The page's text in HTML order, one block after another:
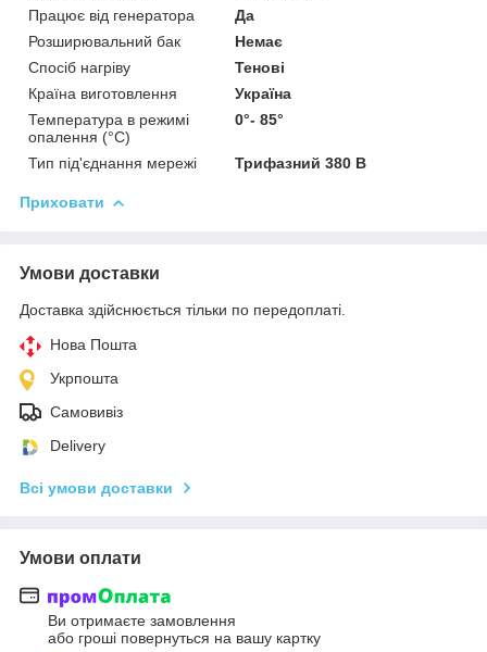
Працює від генератора
Да
Розширювальний бак
Немає
Спосіб нагріву
Тенові
Країна виготовлення
Україна
Температура в режимі
опалення (°C)
0°- 85°
Тип під'єднання мережі Трифазний 380 В
Приховати
Умови доставки
Доставка здійснюється тільки по передоплаті.
Нова Пошта
Укрпошта
Самовивіз
Delivery
Всі умови доставки
Умови оплати
Ви отримаєте замовлення
або гроші повернуться на вашу картку